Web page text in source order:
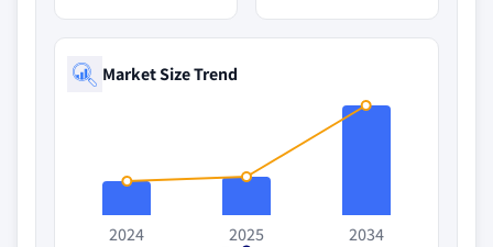
Market Size Trend
2024
2025
2034